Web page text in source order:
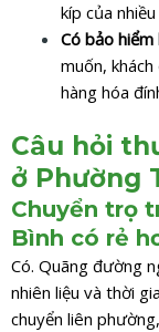
kíp của
Có bảo hiểm
muốn,
hàng hóa
Câu hỏi
ở Phường
Chuyển trọ
Bình có rẻ
Có. Quãng đường
nhiên liệu và thời
chuyển liên